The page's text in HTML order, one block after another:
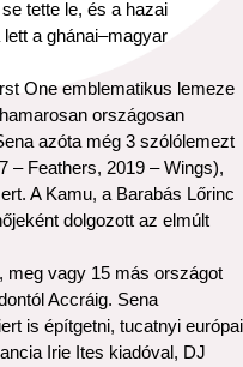
tette le, és a hazai
a ghánai–magyar
One emblematikus lemeze
országosan
azóta még 3 szólólemezt
– Feathers, 2019 – Wings),
A Kamu, a Barabás Lőrinc
dolgozott az elmúlt
meg vagy 15 más országot
Accráig. Sena
is építgetni, tucatnyi európai
Irie Ites kiadóval, DJ